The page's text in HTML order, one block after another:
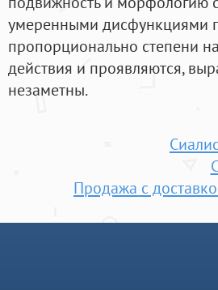
умеренными дисфункциями
пропорционально степени
действия и проявляются,
незаметны.
Продажа с